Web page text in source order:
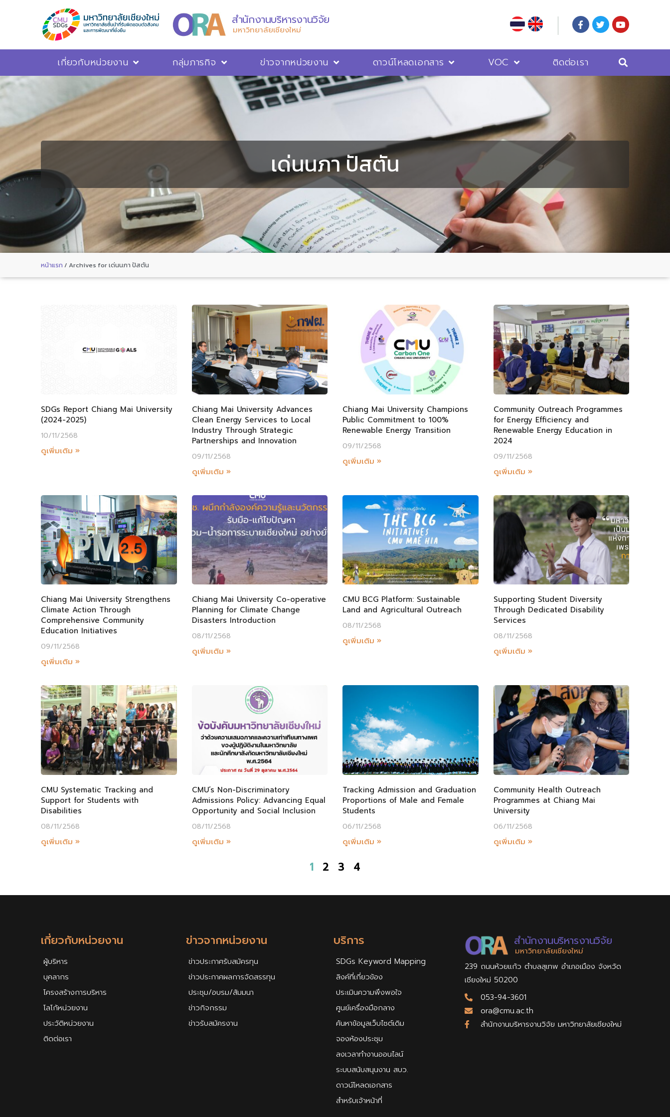
สำนักงานบริหารงานวิจัย
มหาวิทยาลัยเชียงใหม่
เกี่ยวกับหน่วยงาน กลุ่มภารกิจ ข่าวจากหน่วยงาน ดาวน์โหลดเอกสาร VOC ติดต่อเรา
เด่นนภา ปัสตัน
หน้าแรก / Archives for เด่นนภา ปัสตัน
SDGs Report Chiang Mai University
(2024-2025)
10/11/2568
ดูเพิ่มเติม »
Chiang Mai University Advances
Clean Energy Services to Local
Industry Through Strategic
Partnerships and Innovation
09/11/2568
ดูเพิ่มเติม »
Chiang Mai University Champions
Public Commitment to 100%
Renewable Energy Transition
09/11/2568
ดูเพิ่มเติม »
Community Outreach Programmes
for Energy Efficiency and
Renewable Energy Education in
2024
09/11/2568
ดูเพิ่มเติม »
Chiang Mai University Strengthens
Climate Action Through
Comprehensive Community
Education Initiatives
09/11/2568
ดูเพิ่มเติม »
Chiang Mai University Co-operative
Planning for Climate Change
Disasters Introduction
08/11/2568
ดูเพิ่มเติม »
CMU BCG Platform: Sustainable
Land and Agricultural Outreach
08/11/2568
ดูเพิ่มเติม »
Supporting Student Diversity
Through Dedicated Disability
Services
08/11/2568
ดูเพิ่มเติม »
CMU Systematic Tracking and
Support for Students with
Disabilities
08/11/2568
ดูเพิ่มเติม »
CMU’s Non-Discriminatory
Admissions Policy: Advancing Equal
Opportunity and Social Inclusion
08/11/2568
ดูเพิ่มเติม »
Tracking Admission and Graduation
Proportions of Male and Female
Students
06/11/2568
ดูเพิ่มเติม »
Community Health Outreach
Programmes at Chiang Mai
University
06/11/2568
ดูเพิ่มเติม »
1 2 3 4
เกี่ยวกับหน่วยงาน
ผู้บริหาร
บุคลากร
โครงสร้างการบริหาร
โลโก้หน่วยงาน
ประวัติหน่วยงาน
ติดต่อเรา
ข่าวจากหน่วยงาน
ข่าวประกาศรับสมัครทุน
ข่าวประกาศผลการจัดสรรทุน
ประชุม/อบรม/สัมมนา
ข่าวกิจกรรม
ข่าวรับสมัครงาน
บริการ
SDGs Keyword Mapping
ลิงค์ที่เกี่ยวข้อง
ประเมินความพึงพอใจ
ศูนย์เครื่องมือกลาง
ค้นหาข้อมูลเว็บไซต์เดิม
จองห้องประชุม
ลงเวลาทำงานออนไลน์
ระบบสนับสนุนงาน สบว.
ดาวน์โหลดเอกสาร
สำหรับเจ้าหน้าที่
สำนักงานบริหารงานวิจัย
มหาวิทยาลัยเชียงใหม่
239 ถนนห้วยแก้ว ตำบลสุเทพ อำเภอเมือง จังหวัด
เชียงใหม่ 50200
053-94-3601
ora@cmu.ac.th
สำนักงานบริหารงานวิจัย มหาวิทยาลัยเชียงใหม่